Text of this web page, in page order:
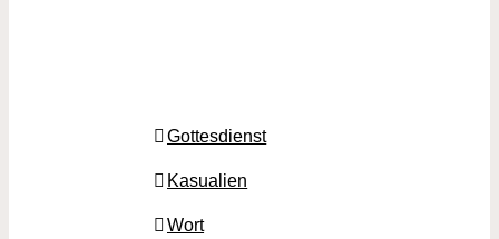
Gottesdienst
Kasualien
Wort